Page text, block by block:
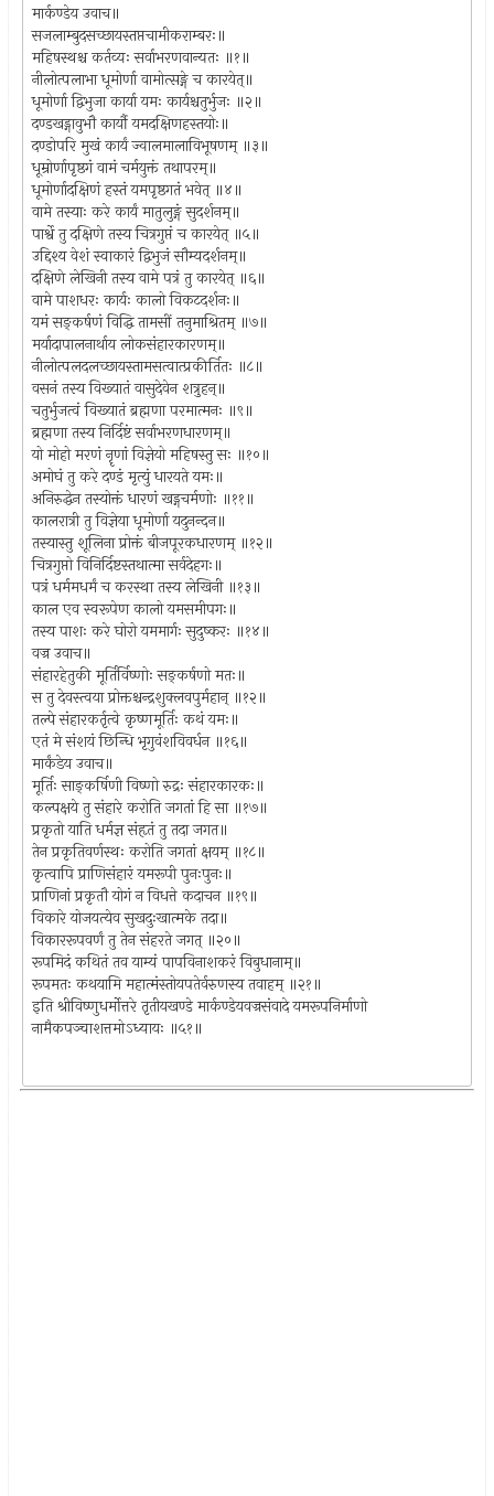
मार्कण्डेय उवाच॥
सजलाम्बुदसच्छायस्तप्तचामीकराम्बरः॥
महिषस्थश्च कर्तव्यः सर्वाभरणवान्यतः ॥१॥
नीलोत्पलाभा धूमोर्णा वामोत्सङ्गे च कारयेत्॥
धूमोर्णा द्विभुजा कार्या यमः कार्यश्चतुर्भुजः ॥२॥
दण्डखड्गावुभौ कार्यौ यमदक्षिणहस्तयोः॥
दण्डोपरि मुखं कार्यं ज्वालमालाविभूषणम् ॥३॥
धूम्रोर्णापृष्ठगं वामं चर्मयुक्तं तथापरम्॥
धूमोर्णादक्षिणं हस्तं यमपृष्ठगतं भवेत् ॥४॥
वामे तस्याः करे कार्यं मातुलुङ्गं सुदर्शनम्॥
पार्श्वे तु दक्षिणे तस्य चित्रगुप्तं च कारयेत् ॥५॥
उद्दिश्य वेशं स्वाकारं द्विभुजं सौम्यदर्शनम्॥
दक्षिणे लेखिनी तस्य वामे पत्रं तु कारयेत् ॥६॥
वामे पाशधरः कार्यः कालो विकटदर्शनः॥
यमं सङ्कर्षणं विद्धि तामसीं तनुमाश्रितम् ॥७॥
मर्यादापालनार्थाय लोकसंहारकारणम्॥
नीलोत्पलदलच्छायस्तामसत्वात्प्रकीर्तितः ॥८॥
वसनं तस्य विख्यातं वासुदेवेन शत्रुहन्॥
चतुर्भुजत्वं विख्यातं ब्रह्मणा परमात्मनः ॥९॥
ब्रह्मणा तस्य निर्दिष्टं सर्वाभरणधारणम्॥
यो मोहो मरणं नॄणां विज्ञेयो महिषस्तु सः ॥१०॥
अमोघं तु करे दण्डं मृत्युं धारयते यमः॥
अनिरुद्धेन तस्योक्तं धारणं खड्गचर्मणोः ॥११॥
कालरात्री तु विज्ञेया धूमोर्णा यदुनन्दन॥
तस्यास्तु शूलिना प्रोक्तं बीजपूरकधारणम् ॥१२॥
चित्रगुप्तो विनिर्दिष्टस्तथात्मा सर्वदेहगः॥
पत्रं धर्ममधर्मं च करस्था तस्य लेखिनी ॥१३॥
काल एव स्वरूपेण कालो यमसमीपगः॥
तस्य पाशः करे घोरो यममार्गः सुदुष्करः ॥१४॥
वज्र उवाच॥
संहारहेतुकी मूर्तिर्विष्णोः सङ्कर्षणो मतः॥
स तु देवस्त्वया प्रोक्तश्चन्द्रशुक्लवपुर्महान् ॥१२॥
तल्पे संहारकर्तृत्वे कृष्णमूर्तिः कथं यमः॥
एतं मे संशयं छिन्धि भृगुवंशविवर्धन ॥१६॥
मार्कंडेय उवाच॥
मूर्तिः साङ्कर्षिणी विष्णो रुद्रः संहारकारकः॥
कल्पक्षये तु संहारे करोति जगतां हि सा ॥१७॥
प्रकृतो याति धर्मज्ञ संहृतं तु तदा जगत॥
तेन प्रकृतिवर्णस्थः करोति जगतां क्षयम् ॥१८॥
कृत्वापि प्राणिसंहारं यमरूपी पुनःपुनः॥
प्राणिनां प्रकृतौ योगं न विधत्ते कदाचन ॥१९॥
विकारे योजयत्येव सुखदुःखात्मके तदा॥
विकाररूपवर्णं तु तेन संहरते जगत् ॥२०॥
रूपमिदं कथितं तव याम्यं पापविनाशकरं विबुधानाम्॥
रूपमतः कथयामि महात्मंस्तोयपतेर्वरुणस्य तवाहम् ॥२१॥
इति श्रीविष्णुधर्मोत्तरे तृतीयखण्डे मार्कण्डेयवज्रसंवादे यमरूपनिर्माणो
नामैकपञ्चाशत्तमोऽध्यायः ॥५१॥